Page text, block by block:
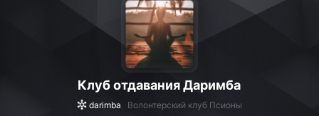
Клуб отдавания Даримба
darimba Волонтерский клуб Псионы